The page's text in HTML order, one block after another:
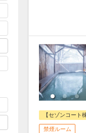
【セゾンコート
禁煙ルーム